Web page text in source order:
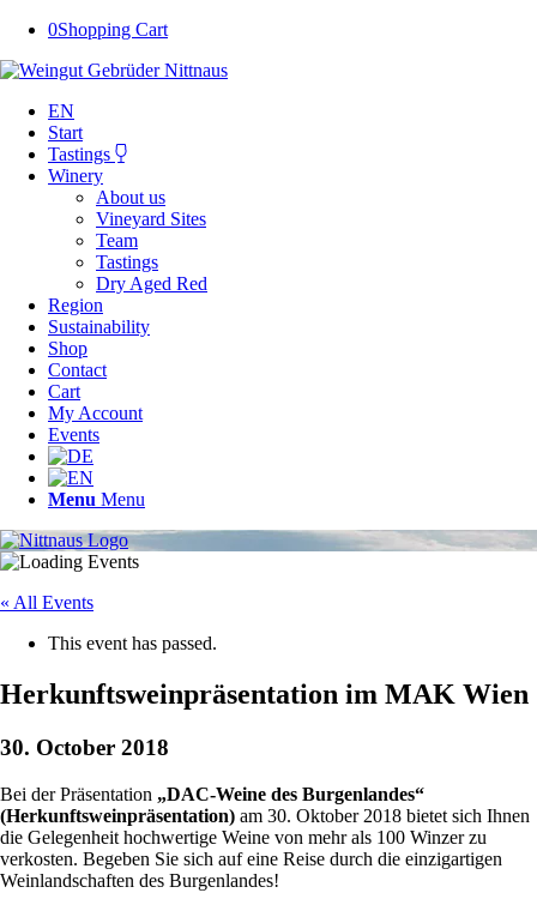
0Shopping Cart
EN
Start
Tastings
Winery
About us
Vineyard Sites
Team
Tastings
Dry Aged Red
Region
Sustainability
Shop
Contact
Cart
My Account
Events
Menu Menu
« All Events
This event has passed.
Herkunftsweinpräsentation im MAK Wien
30. October 2018
Bei der Präsentation „DAC-Weine des Burgenlandes“
(Herkunftsweinpräsentation) am 30. Oktober 2018 bietet sich Ihnen
die Gelegenheit hochwertige Weine von mehr als 100 Winzer zu
verkosten. Begeben Sie sich auf eine Reise durch die einzigartigen
Weinlandschaften des Burgenlandes!